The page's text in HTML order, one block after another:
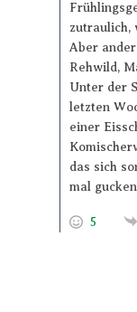
zutraulich,
Aber
Rehwild,
Unter der
letzten
einer
das sich
mal
5